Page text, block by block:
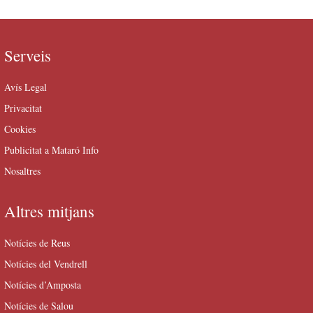
Serveis
Avís Legal
Privacitat
Cookies
Publicitat a Mataró Info
Nosaltres
Altres mitjans
Notícies de Reus
Notícies del Vendrell
Notícies d’Amposta
Notícies de Salou